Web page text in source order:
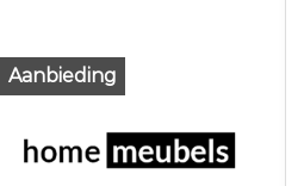
Aanbieding